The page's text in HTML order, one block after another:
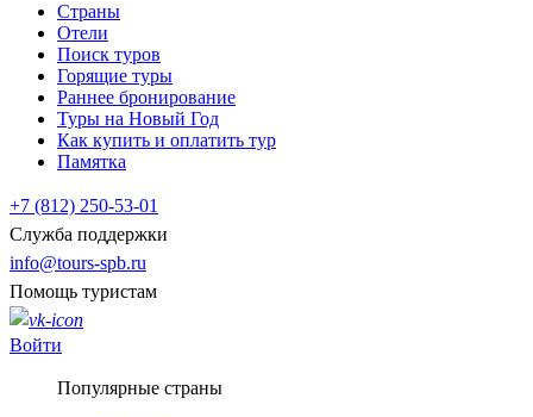
Страны
Отели
Поиск туров
Горящие туры
Раннее бронирование
Туры на Новый Год
Как купить и оплатить тур
Памятка
+7 (812) 250-53-01
Служба поддержки
info@tours-spb.ru
Помощь туристам
Войти
Популярные страны